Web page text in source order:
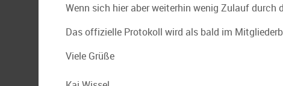
Wenn sich hier aber weiterhin wenig Zulauf durch
Das offizielle Protokoll wird als bald im
Viele Grüße